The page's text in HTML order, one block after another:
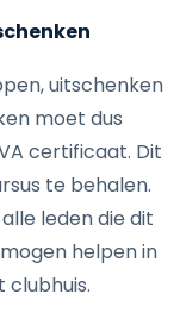
uitschenken
moet dus
certificaat. Dit
te behalen.
leden die dit
helpen in